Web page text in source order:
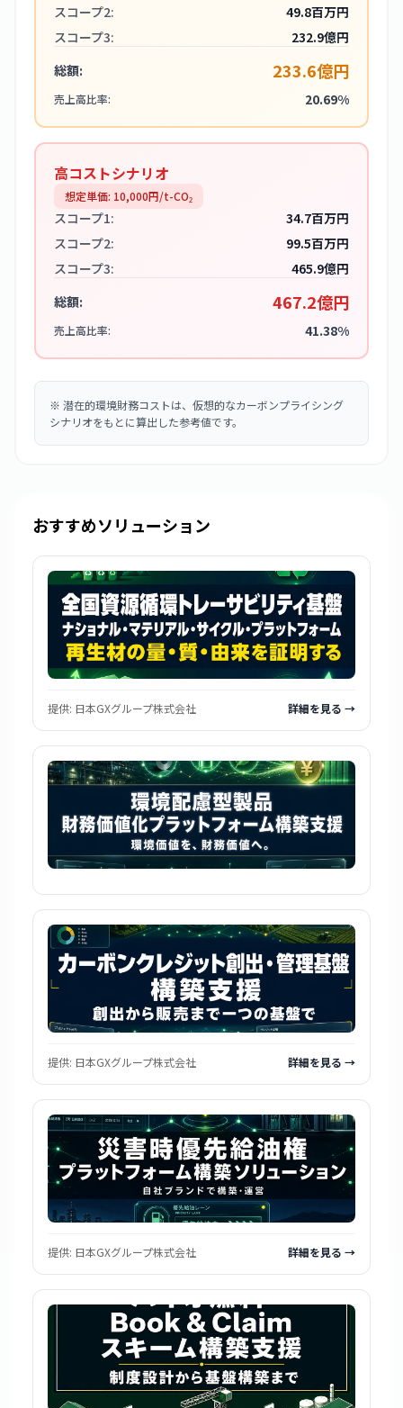
スコープ2:
49.8百万円
スコープ3:
232.9億円
総額:
233.6億円
売上高比率: 20.69%
高コストシナリオ
想定単価: 10,000円/t-CO₂
スコープ1:
34.7百万円
スコープ2:
99.5百万円
スコープ3:
465.9億円
総額:
467.2億円
売上高比率: 41.38%
※ 潜在的環境財務コストは、仮想的なカーボンプライシング
シナリオをもとに算出した参考値です。
おすすめソリューション
提供: 日本GXグループ株式会社 詳細を見る →
提供: 日本GXグループ株式会社 詳細を見る →
提供: 日本GXグループ株式会社 詳細を見る →